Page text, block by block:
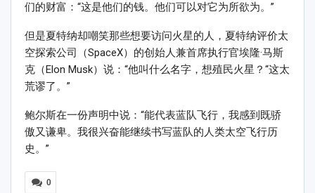
们的财富：“这是他们的钱。他们可以对它为所欲为。”
但是夏特纳却嘲笑那些想要访问火星的人，夏特纳评价太
空探索公司（SpaceX）的创始人兼首席执行官埃隆·马斯
克（Elon Musk）说：“他叫什么名字，想殖民火星？“这太
荒谬了。”
鲍尔斯在一份声明中说：“能代表蓝队飞行，我感到既骄
傲又谦卑。我很兴奋能继续书写蓝队的人类太空飞行历
史。”
0